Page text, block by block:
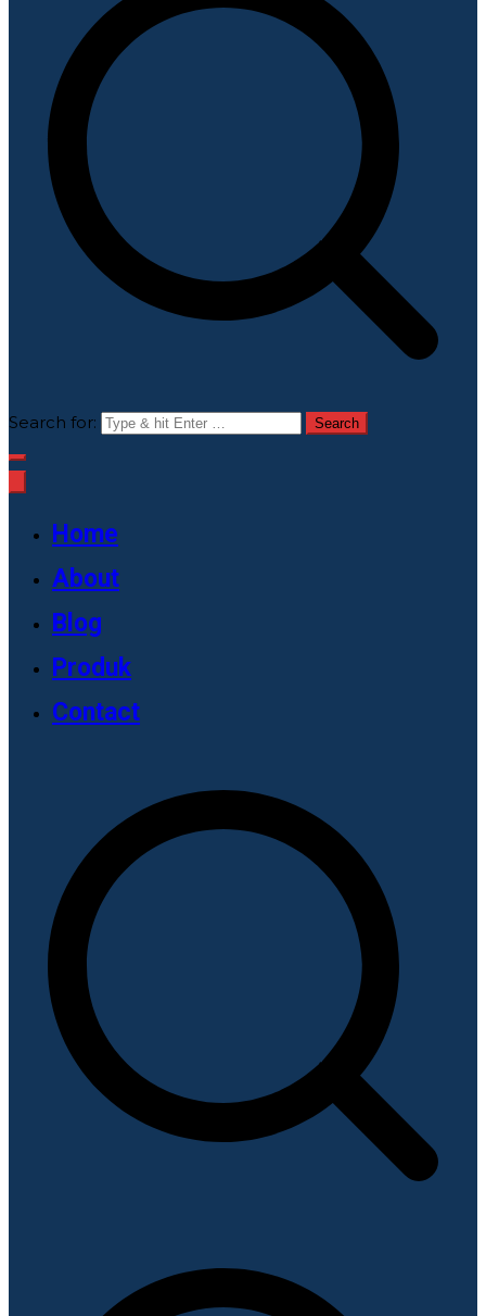
Search for:
Home
About
Blog
Produk
Contact